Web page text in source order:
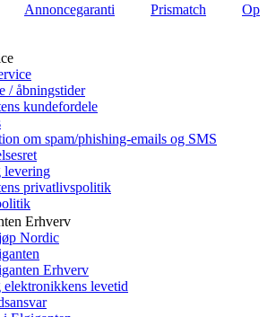
Annoncegaranti Prismatch
Op
/ åbningstider
kundefordele
om spam/phishing-emails og SMS
levering
privatlivspolitik
Erhverv
Nordic
Erhverv
levetid